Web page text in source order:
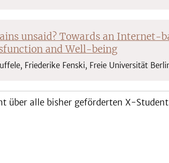
unsaid? Towards an Internet-
and Well-being
Friederike Fenski, Freie Universität
über alle bisher geförderten X-